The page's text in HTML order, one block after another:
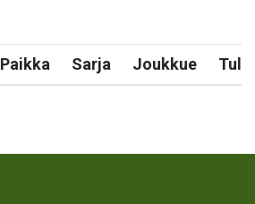
Paikka Sarja Joukkue